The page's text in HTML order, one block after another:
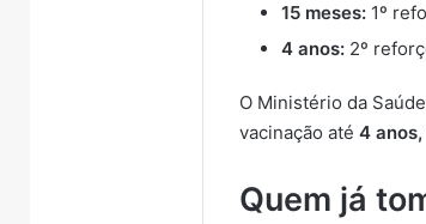
15 meses: 1º
4 anos: 2º
O Ministério da
vacinação até4 anos,
Quem já